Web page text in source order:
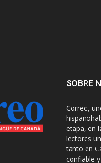
SOBRE
Correo,
etapa, en
lectores
tanto en
confiable